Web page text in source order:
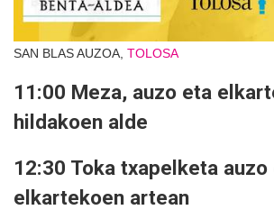
SAN BLAS AUZOA, TOLOSA
11:00 Meza, auzo eta
hildakoen alde
12:30 Toka txapelketa auzo
elkartekoen artean